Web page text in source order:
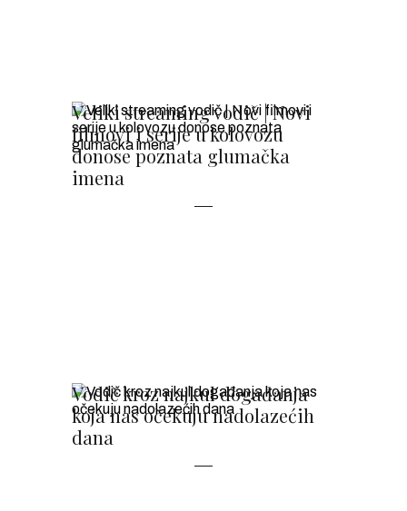
Veliki streaming vodič | Novi
filmovi i serije u kolovozu
donose poznata glumačka
imena
Vodič kroz najkul događanja
koja nas očekuju nadolazećih
dana